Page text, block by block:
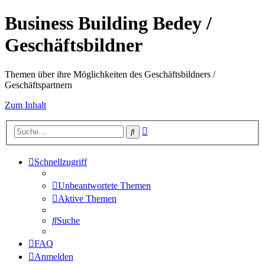
Business Building Bedey /
Geschäftsbildner
Themen über ihre Möglichkeiten des Geschäftsbildners /
Geschäftspartnern
Zum Inhalt
Suche
Schnellzugriff
Unbeantwortete Themen
Aktive Themen
Suche
FAQ
Anmelden